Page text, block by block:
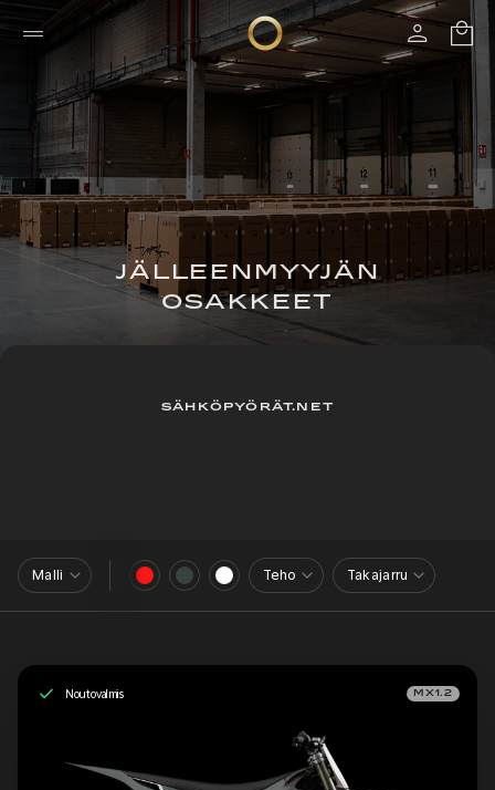
JÄLLEENMYYJÄN
OSAKKEET
SÄHKÖPYÖRÄT.NET
Malli Teho Takajarru
Noutovalmis MX1.2